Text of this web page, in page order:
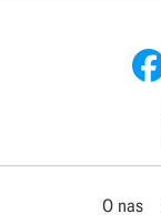
O nas